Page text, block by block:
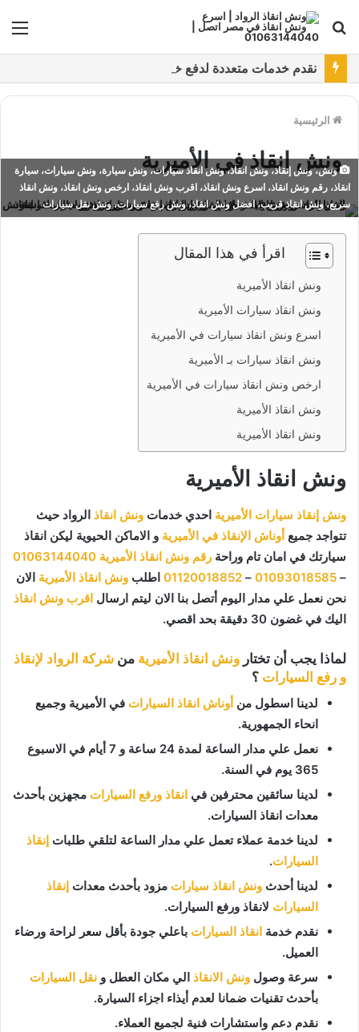
بحث
عن
الرئيسية
ونش انقاذ في الأميرية
ونش، ونش إنقاذ، ونش انقاذ، ونش انقاذ سيارات، ونش سيارة، ونش سيارات، سيارة
انقاذ، رقم ونش انقاذ، اسرع ونش انقاذ، اقرب ونش انقاذ، ارخص ونش انقاذ، ونش انقاذ
سريع، ونش انقاذ قريب، افضل ونش انقاذ، ونش رفع سيارات، ونش نقل سيارات
اقرأ في هذا المقال
ونش انقاذ الأميرية
ونش انقاذ سيارات الأميرية
اسرع ونش انقاذ سيارات في الأميرية
ونش انقاذ سيارات بـ الأميرية
ارخص ونش انقاذ سيارات في الأميرية
ونش انقاذ الأميرية
ونش انقاذ الأميرية
ونش انقاذ الأميرية
ونش إنقاذ سيارات الأميرية احدي خدمات ونش انقاذ الرواد حيث
تتواجد جميع أوناش الإنقاذ في الأميرية و الاماكن الحيوية ليكن انقاذ
سيارتك في امان تام وراحة رقم ونش انقاذ الأميرية 01063144040
–
01093018585
–
01120018852 اطلب ونش انقاذ الأميرية الان
نحن نعمل علي مدار اليوم أتصل بنا الان ليتم ارسال اقرب ونش انقاذ
اليك في غضون 30 دقيقة بحد اقصي.
لماذا يجب أن تختار ونش انقاذ الأميرية من شركة الرواد لإنقاذ
و رفع السيارات ؟
لدينا اسطول من أوناش انقاذ السيارات في الأميرية وجميع
انحاء الجمهورية.
نعمل علي مدار الساعة لمدة 24 ساعة و 7 أيام في الاسبوع
365 يوم في السنة.
لدينا سائقين محترفين في انقاذ ورفع السيارات مجهزين بأحدث
معدات انقاذ السيارات.
لدينا خدمة عملاء تعمل علي مدار الساعة لتلقي طلبات إنقاذ
السيارات.
لدينا أحدث ونش انقاذ سيارات مزود بأحدث معدات إنقاذ
السيارات لانقاذ ورفع السيارات.
نقدم خدمة انقاذ السيارات باعلي جودة بأقل سعر لراحة ورضاء
العميل.
سرعة وصول ونش الانقاذ الي مكان العطل و نقل السيارات
بأحدث تقنيات ضمانا لعدم أيذاء اجزاء السيارة.
نقدم دعم واستشارات فنية لجميع العملاء.